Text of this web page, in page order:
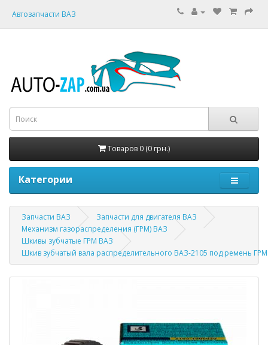
Автозапчасти ВАЗ
Товаров 0 (0 грн.)
Категории
Запчасти ВАЗ
Запчасти для двигателя ВАЗ
Механизм газораспределения (ГРМ) ВАЗ
Шкивы зубчатые ГРМ ВАЗ
Шкив зубчатый вала распределительного ВАЗ-2105 под ремень